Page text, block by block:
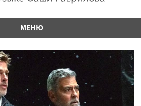
МЕНЮ